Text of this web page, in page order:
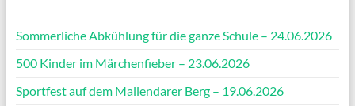
Sommerliche Abkühlung für die ganze Schule – 24.06.2026
500 Kinder im Märchenfieber – 23.06.2026
Sportfest auf dem Mallendarer Berg – 19.06.2026